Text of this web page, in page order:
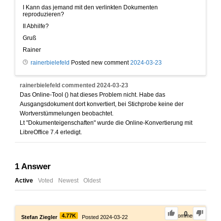
I Kann das jemand mit den verlinkten Dokumenten
reproduzieren?
II Abhilfe?
Gruß
Rainer
rainerbielefeld Posted new comment2024-03-23
rainerbielefeld commented 2024-03-23
Das Online-Tool () hat dieses Problem nicht. Habe das
Ausgangsdokument dort konvertiert, bei Stichprobe keine der
Wortverstümmelungen beobachtet.
Lt "Dokumenteigenschaften" wurde die Online-Konvertierung mit
LibreOffice 7.4 erledigt.
1 Answer
Active Voted Newest Oldest
0
Stefan Ziegler 4.77K Posted 2024-03-22 4Comments